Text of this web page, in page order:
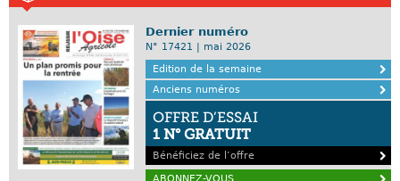
Dernier numéro
N° 17421 | mai 2026
Edition de la semaine
Anciens numéros
OFFRE D’ESSAI
1 N° GRATUIT
Bénéficiez de l’offre
ABONNEZ-VOUS